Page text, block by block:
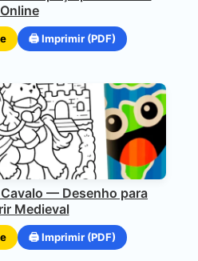
Online
🖨️ Imprimir (PDF)
— Desenho para
Medieval
🖨️ Imprimir (PDF)